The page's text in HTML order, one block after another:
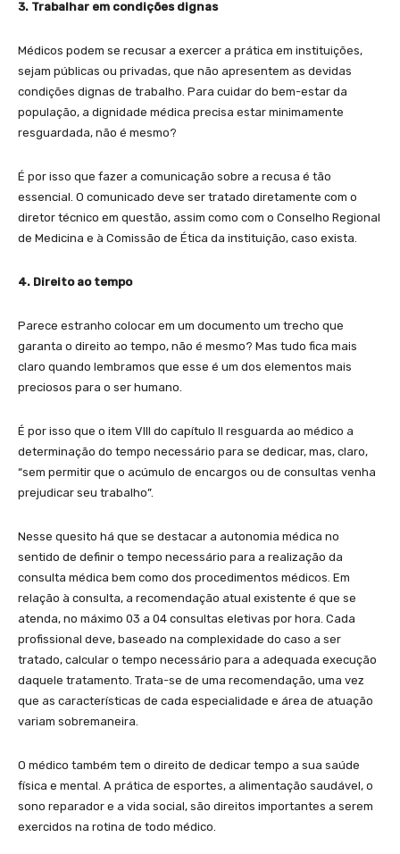
3. Trabalhar em condições dignas
Médicos podem se recusar a exercer a prática em instituições,
sejam públicas ou privadas, que não apresentem as devidas
condições dignas de trabalho. Para cuidar do bem-estar da
população, a dignidade médica precisa estar minimamente
resguardada, não é mesmo?
É por isso que fazer a comunicação sobre a recusa é tão
essencial. O comunicado deve ser tratado diretamente com o
diretor técnico em questão, assim como com o Conselho Regional
de Medicina e à Comissão de Ética da instituição, caso exista.
4. Direito ao tempo
Parece estranho colocar em um documento um trecho que
garanta o direito ao tempo, não é mesmo? Mas tudo fica mais
claro quando lembramos que esse é um dos elementos mais
preciosos para o ser humano.
É por isso que o item VIII do capítulo II resguarda ao médico a
determinação do tempo necessário para se dedicar, mas, claro,
“sem permitir que o acúmulo de encargos ou de consultas venha
prejudicar seu trabalho”.
Nesse quesito há que se destacar a autonomia médica no
sentido de definir o tempo necessário para a realização da
consulta médica bem como dos procedimentos médicos. Em
relação à consulta, a recomendação atual existente é que se
atenda, no máximo 03 a 04 consultas eletivas por hora. Cada
profissional deve, baseado na complexidade do caso a ser
tratado, calcular o tempo necessário para a adequada execução
daquele tratamento. Trata-se de uma recomendação, uma vez
que as características de cada especialidade e área de atuação
variam sobremaneira.
O médico também tem o direito de dedicar tempo a sua saúde
física e mental. A prática de esportes, a alimentação saudável, o
sono reparador e a vida social, são direitos importantes a serem
exercidos na rotina de todo médico.